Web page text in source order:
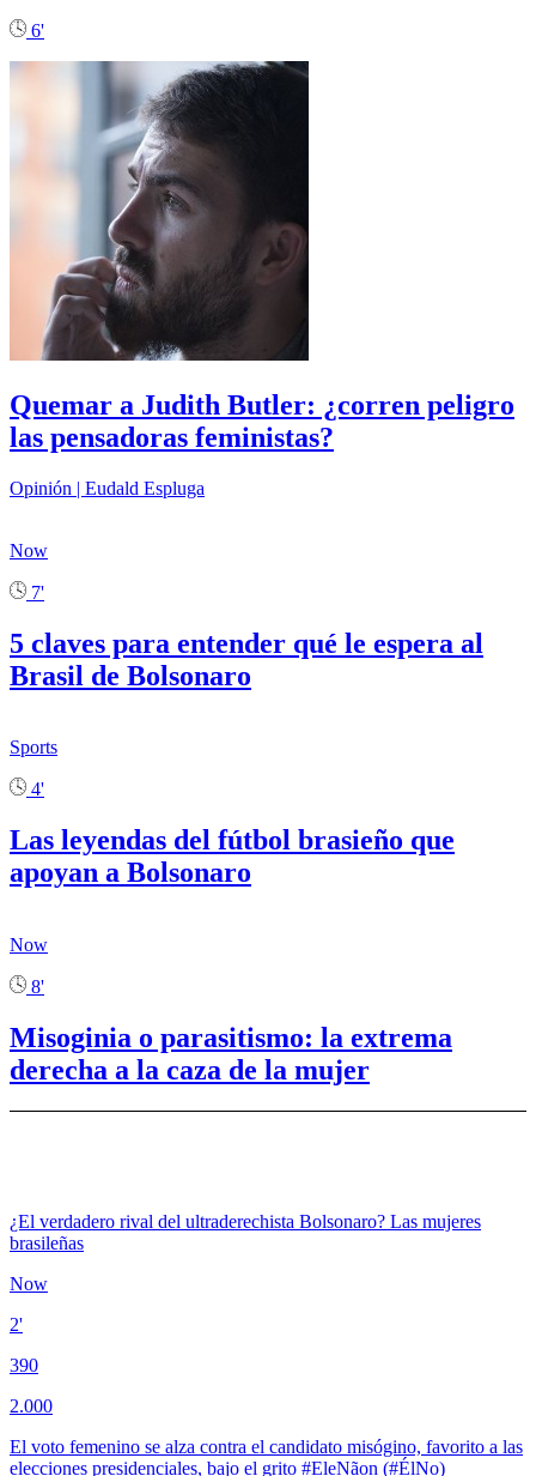
6'
Quemar a Judith Butler: ¿corren peligro
las pensadoras feministas?
Opinión | Eudald Espluga
Now
7'
5 claves para entender qué le espera al
Brasil de Bolsonaro
Sports
4'
Las leyendas del fútbol brasieño que
apoyan a Bolsonaro
Now
8'
Misoginia o parasitismo: la extrema
derecha a la caza de la mujer
¿El verdadero rival del ultraderechista Bolsonaro? Las mujeres
brasileñas
Now
2'
390
2.000
El voto femenino se alza contra el candidato misógino, favorito a las
elecciones presidenciales, bajo el grito #EleNãon (#ÉlNo)